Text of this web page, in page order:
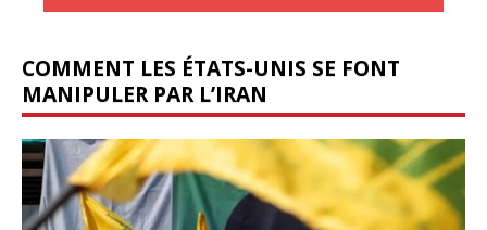
COMMENT LES ÉTATS-UNIS SE FONT
MANIPULER PAR L’IRAN